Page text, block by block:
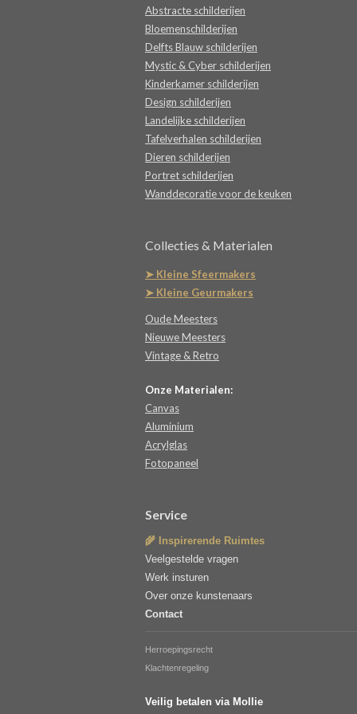
Abstracte schilderijen
Bloemenschilderijen
Delfts Blauw schilderijen
Mystic & Cyber schilderijen
Kinderkamer schilderijen
Design schilderijen
Landelijke schilderijen
Tafelverhalen schilderijen
Dieren schilderijen
Portret schilderijen
Wanddecoratie voor de keuken
Collecties & Materialen
➤ Kleine Sfeermakers
➤ Kleine Geurmakers
Oude Meesters
Nieuwe Meesters
Vintage & Retro
Onze Materialen:
Canvas
Aluminium
Acrylglas
Fotopaneel
Service
🌾 Inspirerende Ruimtes
Veelgestelde vragen
Werk insturen
Over onze kunstenaars
Contact
Herroepingsrecht
Klachtenregeling
Veilig betalen via Mollie